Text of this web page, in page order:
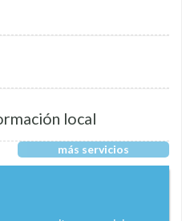
local
más servicios